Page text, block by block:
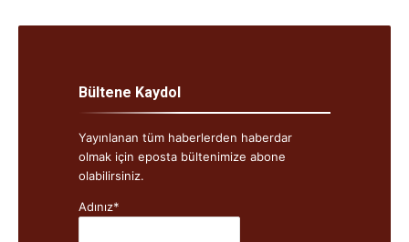
Bültene Kaydol
Yayınlanan tüm haberlerden haberdar
olmak için eposta bültenimize abone
olabilirsiniz.
Adınız*